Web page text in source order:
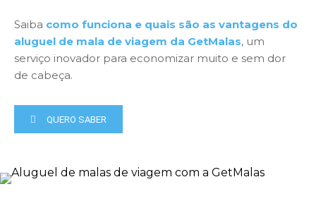
Saiba como funciona e quais são as vantagens do
aluguel de mala de viagem da GetMalas, um
serviço inovador para economizar muito e sem dor
de cabeça.
QUERO SABER